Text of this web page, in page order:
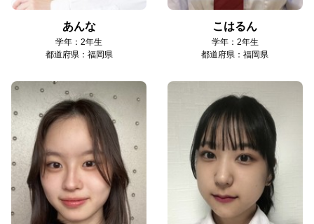
あんな
学年：2年生
都道府県：福岡県
こはるん
学年：2年生
都道府県：福岡県